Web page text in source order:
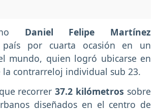
Daniel Felipe Martínez
por cuarta ocasión en un
mundo, quien logró ubicarse en
la contrarreloj individual sub 23.
recorrer37.2 kilómetros sobre
diseñados en el centro de